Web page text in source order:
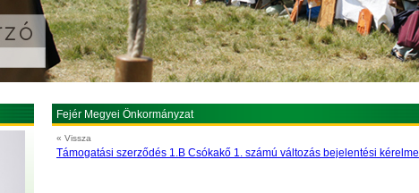
Fejér Megyei Önkormányzat
« Vissza
Támogatási szerződés 1.B Csókakő 1. számú változás bejelentési kérelme